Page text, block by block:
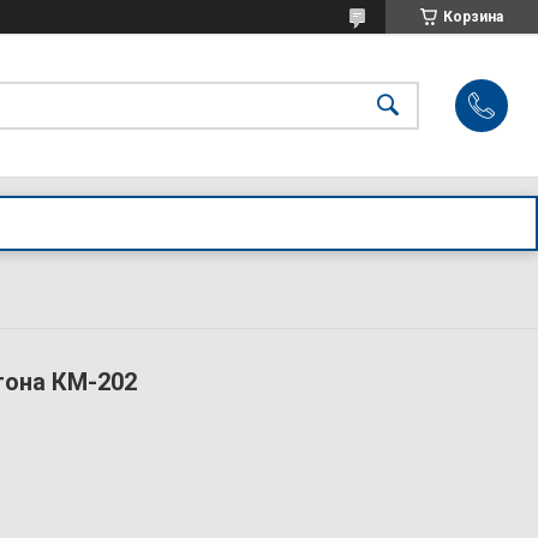
Корзина
КМ-202